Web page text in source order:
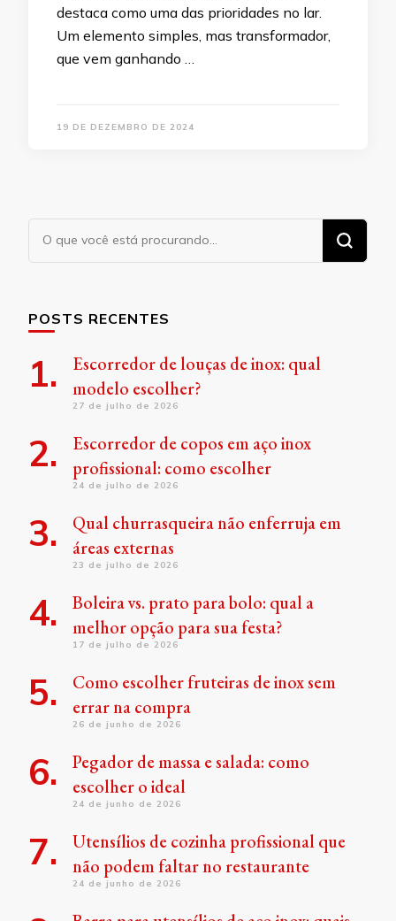
destaca como uma das prioridades no lar.
Um elemento simples, mas transformador,
que vem ganhando …
19 DE DEZEMBRO DE 2024
Procurando
algo?
POSTS RECENTES
Escorredor de louças de inox: qual
modelo escolher?
27 de julho de 2026
Escorredor de copos em aço inox
profissional: como escolher
24 de julho de 2026
Qual churrasqueira não enferruja em
áreas externas
23 de julho de 2026
Boleira vs. prato para bolo: qual a
melhor opção para sua festa?
17 de julho de 2026
Como escolher fruteiras de inox sem
errar na compra
26 de junho de 2026
Pegador de massa e salada: como
escolher o ideal
24 de junho de 2026
Utensílios de cozinha profissional que
não podem faltar no restaurante
24 de junho de 2026